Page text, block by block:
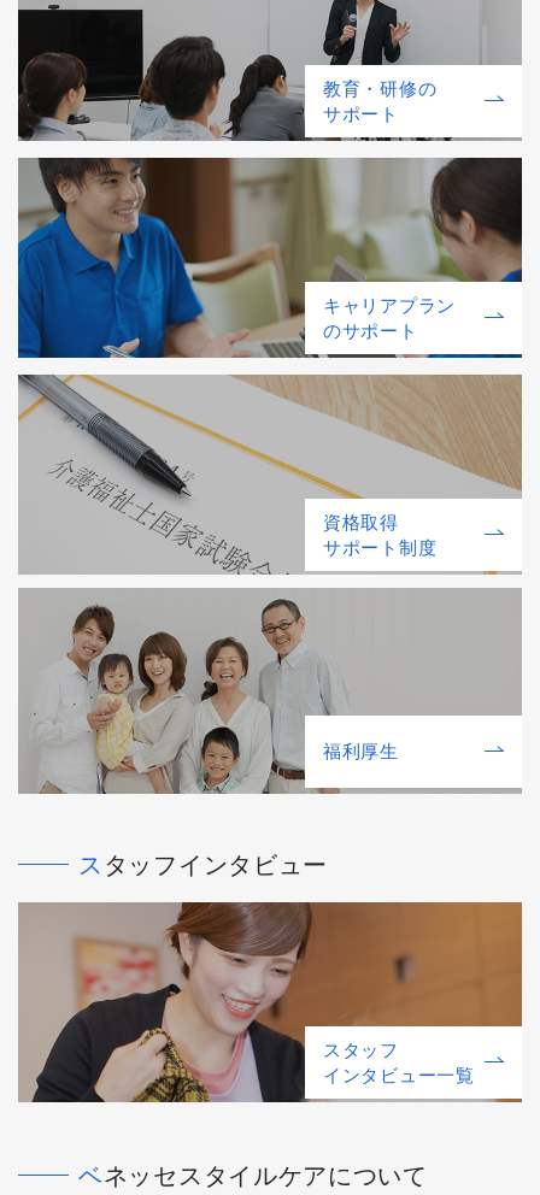
教育・研修の
サポート
キャリアプラン
のサポート
資格取得
サポート制度
福利厚⽣
スタッフインタビュー
スタッフ
インタビュー一覧
ベネッセスタイルケアについて